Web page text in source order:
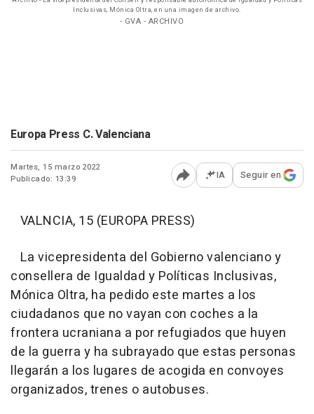
Inclusivas, Mónica Oltra, en una imagen de archivo.
- GVA - ARCHIVO
Europa Press C. Valenciana
Martes, 15 marzo 2022
Publicado: 13:39
Abrir opciones para
IA Seguir en
VALNCIA, 15 (EUROPA PRESS)
La vicepresidenta del Gobierno valenciano y
consellera de Igualdad y Políticas Inclusivas,
Mónica Oltra, ha pedido este martes a los
ciudadanos que no vayan con coches a la
frontera ucraniana a por refugiados que huyen
de la guerra y ha subrayado que estas personas
llegarán a los lugares de acogida en convoyes
organizados, trenes o autobuses.